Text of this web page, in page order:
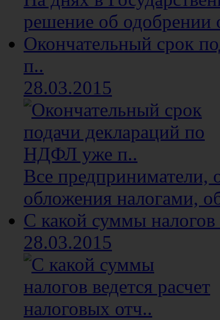
решение об одобрении
Окончательный срок
п..
28.03.2015
Все
обложения налогами,
С какой суммы налогов
28.03.2015